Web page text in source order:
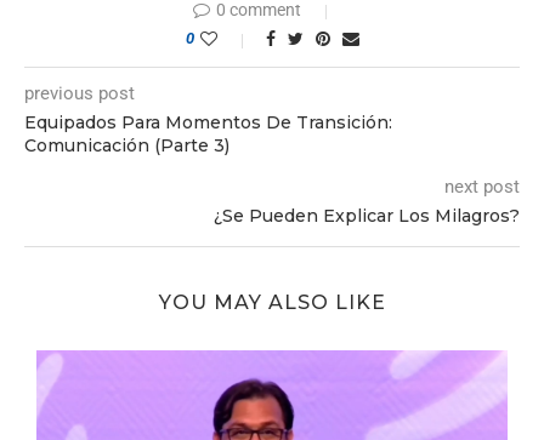
0 comment
0
previous post
Equipados Para Momentos De Transición:
Comunicación (Parte 3)
next post
¿Se Pueden Explicar Los Milagros?
YOU MAY ALSO LIKE